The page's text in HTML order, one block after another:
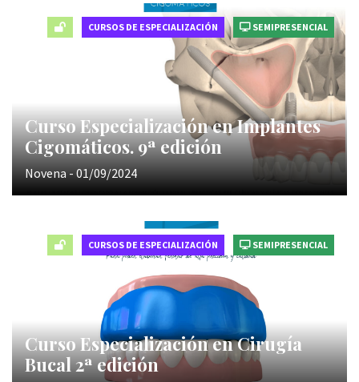
CURSOS DE ESPECIALIZACIÓN SEMIPRESENCIAL
Curso Especialización en Implantes
Cigomáticos. 9ª edición
Novena - 01/09/2024
CURSOS DE ESPECIALIZACIÓN SEMIPRESENCIAL
Curso Especialización en Cirugía
Bucal 2ª edición